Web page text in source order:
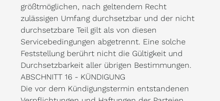
größtmöglichen, nach geltendem Recht
zulässigen Umfang durchsetzbar und der nicht
durchsetzbare Teil gilt als von diesen
Servicebedingungen abgetrennt. Eine solche
Feststellung berührt nicht die Gültigkeit und
Durchsetzbarkeit aller übrigen Bestimmungen.
ABSCHNITT 16 - KÜNDIGUNG
Die vor dem Kündigungstermin entstandenen